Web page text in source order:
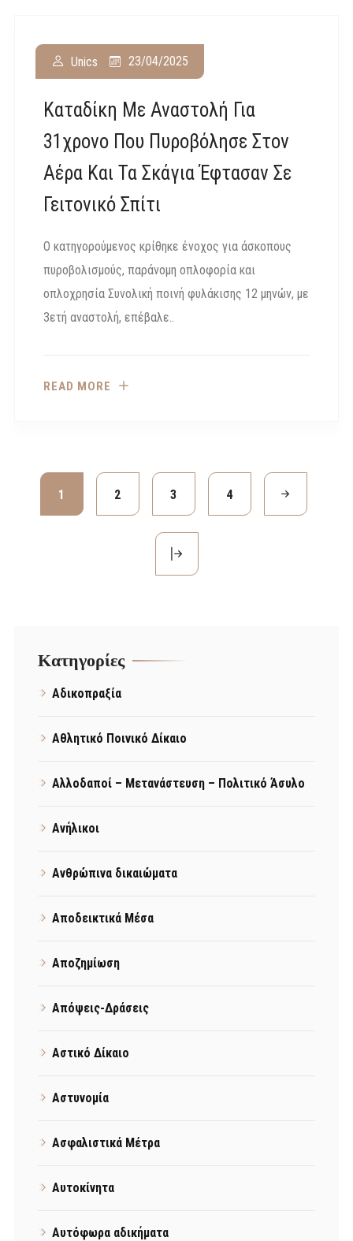
Καταδίκη Με Αναστολή Για
31χρονο Που Πυροβόλησε Στον
Αέρα Και Τα Σκάγια Έφτασαν Σε
Γειτονικό Σπίτι
Unics 23/04/2025
Ο κατηγορούμενος κρίθηκε ένοχος για άσκοπους
πυροβολισμούς, παράνομη οπλοφορία και
οπλοχρησία Συνολική ποινή φυλάκισης 12 μηνών, με
3ετή αναστολή, επέβαλε..
READ MORE
1 2 3 4
Kατηγορίες
Αδικοπραξία
Αθλητικό Ποινικό Δίκαιο
Αλλοδαποί – Μετανάστευση – Πολιτικό Άσυλο
Ανήλικοι
Ανθρώπινα δικαιώματα
Αποδεικτικά Μέσα
Αποζημίωση
Απόψεις-Δράσεις
Αστικό Δίκαιο
Αστυνομία
Ασφαλιστικά Μέτρα
Αυτοκίνητα
Αυτόφωρα αδικήματα